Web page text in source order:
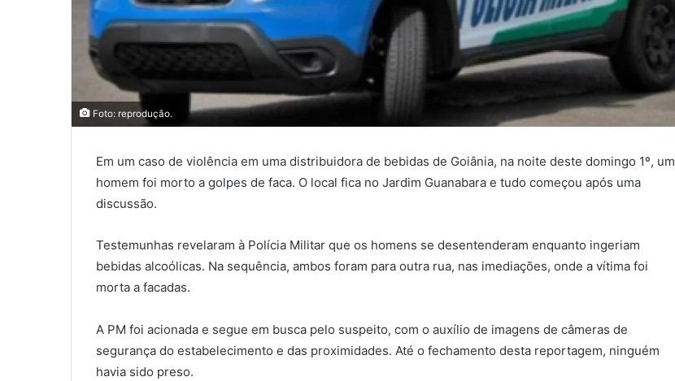
Foto: reprodução.
Em um caso de violência em uma distribuidora de bebidas de Goiânia, na noite deste domingo 1º, um
homem foi morto a golpes de faca. O local fica no Jardim Guanabara e tudo começou após uma
discussão.
Testemunhas revelaram à Polícia Militar que os homens se desentenderam enquanto ingeriam
bebidas alcoólicas. Na sequência, ambos foram para outra rua, nas imediações, onde a vítima foi
morta a facadas.
A PM foi acionada e segue em busca pelo suspeito, com o auxílio de imagens de câmeras de
segurança do estabelecimento e das proximidades. Até o fechamento desta reportagem, ninguém
havia sido preso.